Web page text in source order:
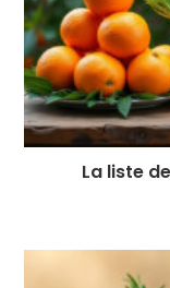
La liste